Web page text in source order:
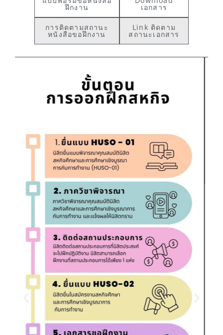
ฝึกงาน เอกสาร
การติดตามสถานะ
หนังสือขอฝึกงาน
Link ติดตาม
สถานะเอกสาร